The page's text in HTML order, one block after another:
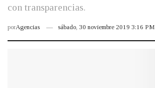
con transparencias.
porAgencias sábado, 30 noviembre 2019 3:16 PM